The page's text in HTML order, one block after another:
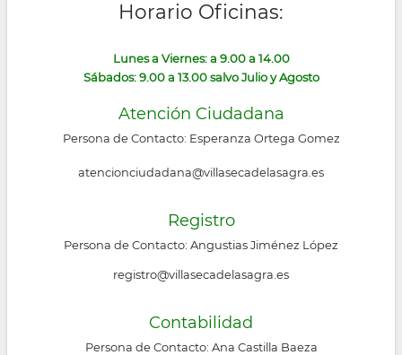
navegación
Horario Oficinas:
Lunes a Viernes: a 9.00 a 14.00
Sábados: 9.00 a 13.00 salvo Julio y Agosto
Atención Ciudadana
Persona de Contacto: Esperanza Ortega Gomez
atencionciudadana@villasecadelasagra.es
Registro
Persona de Contacto: Angustias Jiménez López
registro@villasecadelasagra.es
Contabilidad
Persona de Contacto: Ana Castilla Baeza